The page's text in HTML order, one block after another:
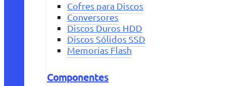
Cofres para Discos
Conversores
Discos Duros HDD
Discos Sólidos SSD
Memorias Flash
Componentes